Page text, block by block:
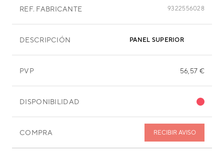
REF. FABRICANTE 9322556028
DESCRIPCIÓN PANEL SUPERIOR
PVP 56,57 €
DISPONIBILIDAD
COMPRA RECIBIR AVISO